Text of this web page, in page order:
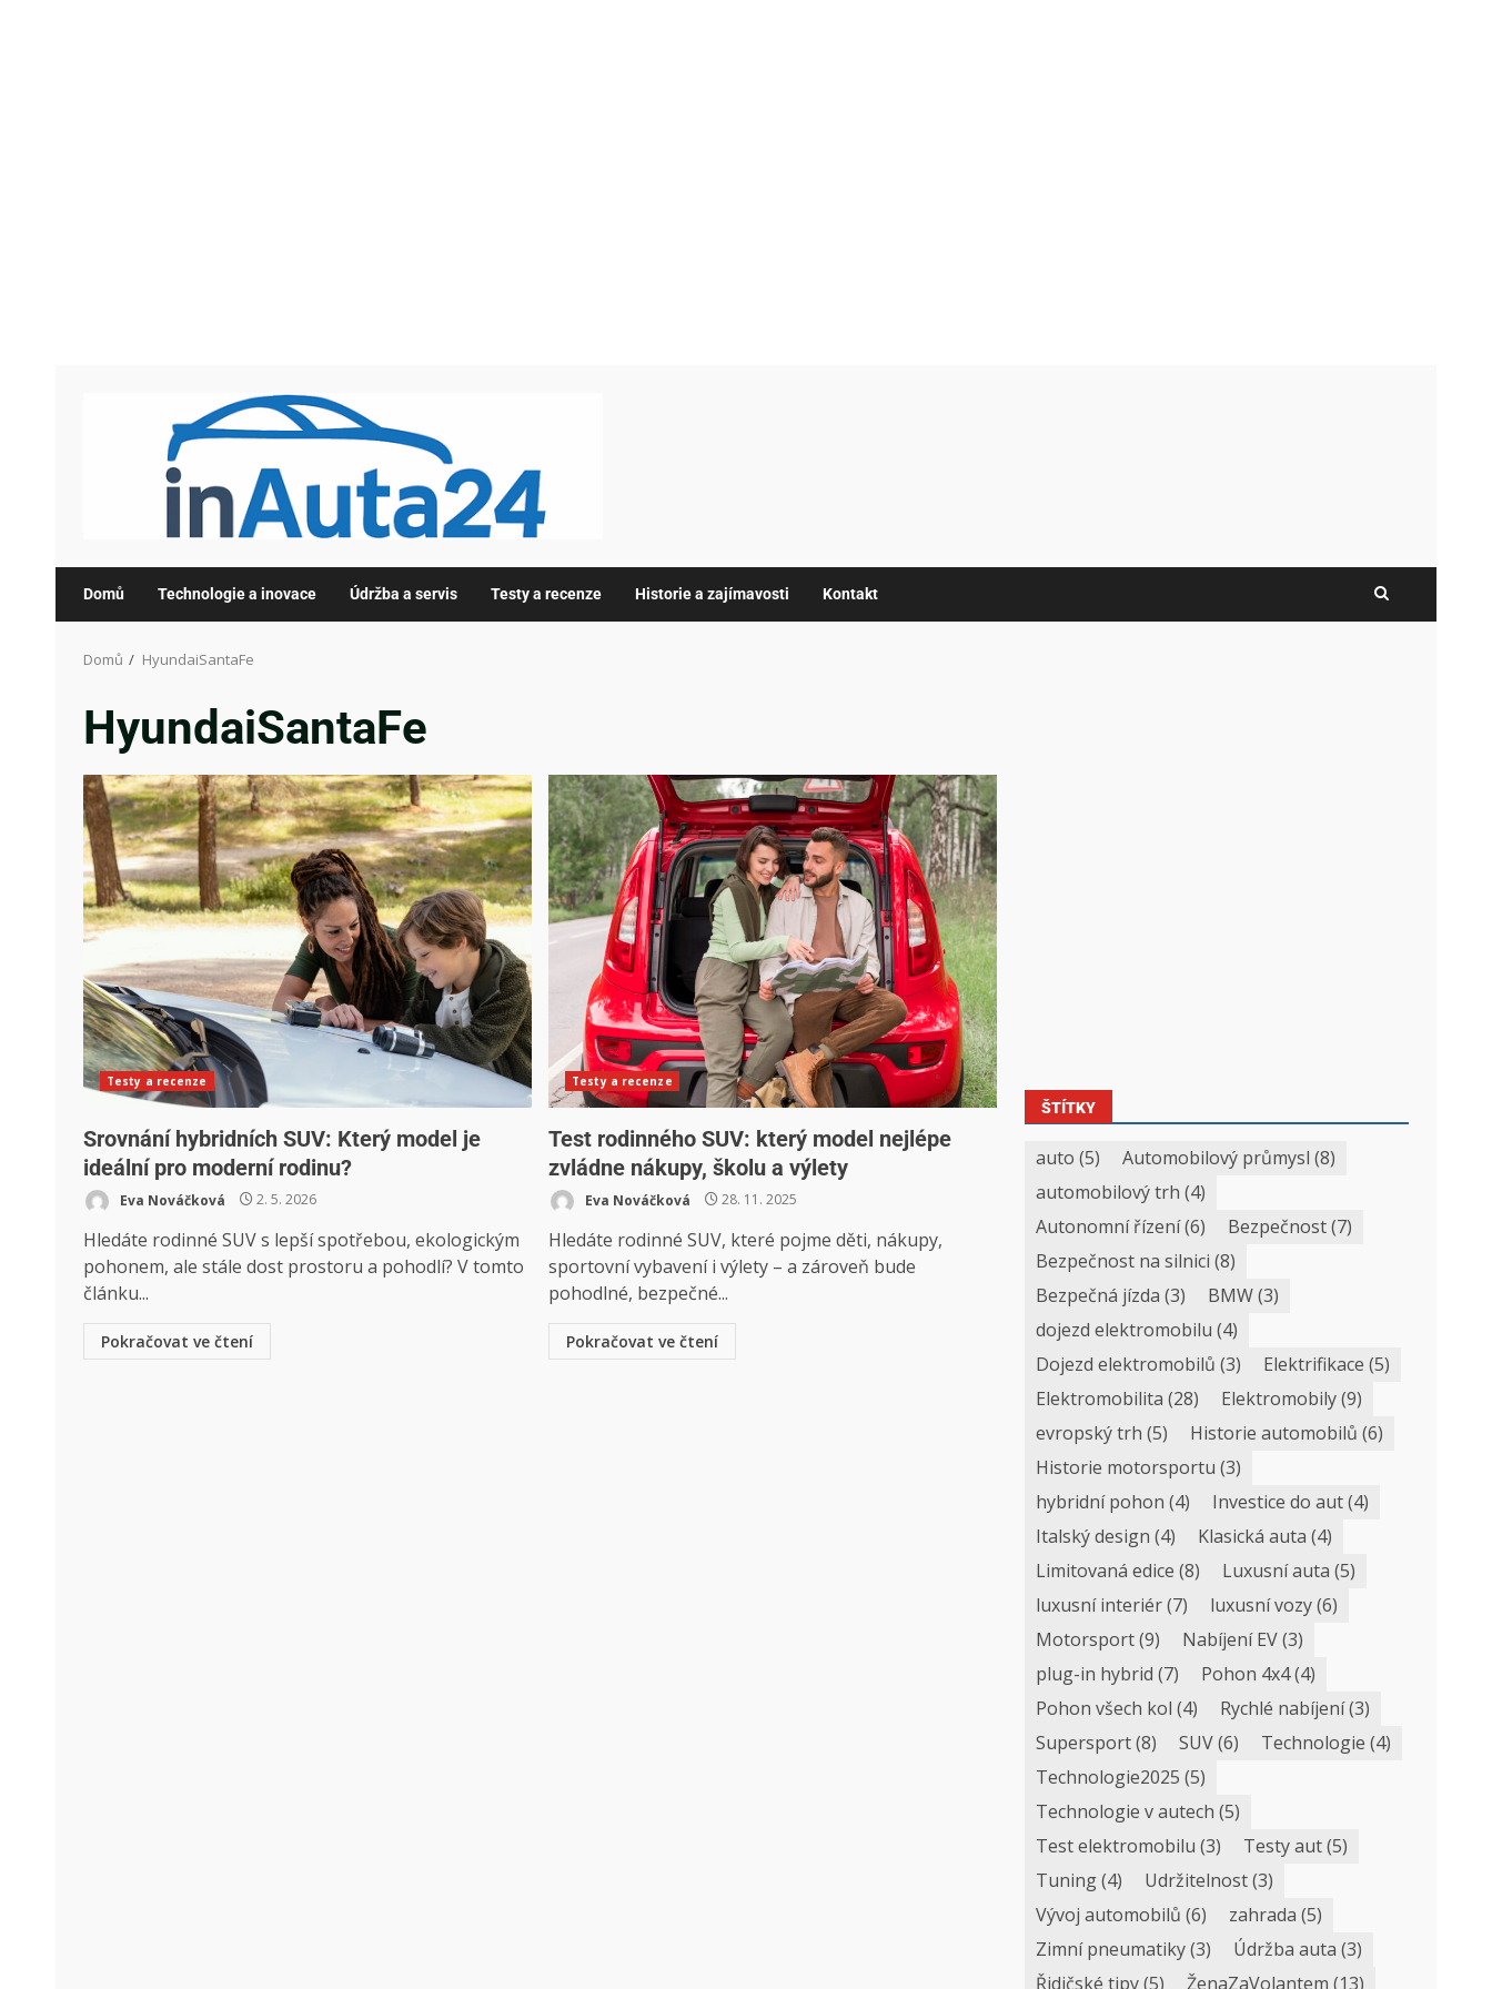
Domů Technologie a inovace Údržba a servis Testy a recenze Historie a zajímavosti Kontakt
Domů HyundaiSantaFe
HyundaiSantaFe
Testy a recenze
Srovnání hybridních SUV: Který model je
ideální pro moderní rodinu?
Eva Nováčková 2. 5. 2026
Hledáte rodinné SUV s lepší spotřebou, ekologickým
pohonem, ale stále dost prostoru a pohodlí? V tomto
článku...
Pokračovat ve čtení
Testy a recenze
Test rodinného SUV: který model nejlépe
zvládne nákupy, školu a výlety
Eva Nováčková 28. 11. 2025
Hledáte rodinné SUV, které pojme děti, nákupy,
sportovní vybavení i výlety – a zároveň bude
pohodlné, bezpečné...
Pokračovat ve čtení
ŠTÍTKY
auto (5) Automobilový průmysl (8)
automobilový trh (4)
Autonomní řízení(6) Bezpečnost(7)
Bezpečnost na silnici (8)
Bezpečná jízda (3) BMW(3)
dojezd elektromobilu (4)
Dojezd elektromobilů (3) Elektrifikace (5)
Elektromobilita (28) Elektromobily(9)
evropský trh (5) Historie automobilů (6)
Historie motorsportu (3)
hybridní pohon (4) Investice do aut(4)
Italský design (4) Klasická auta (4)
Limitovaná edice (8) Luxusní auta (5)
luxusní interiér(7) luxusní vozy(6)
Motorsport(9) Nabíjení EV(3)
plug-in hybrid (7) Pohon 4x4(4)
Pohon všech kol (4) Rychlé nabíjení(3)
Supersport(8) SUV(6) Technologie (4)
Technologie2025 (5)
Technologie v autech (5)
Test elektromobilu (3) Testy aut(5)
Tuning(4) Udržitelnost(3)
Vývoj automobilů (6) zahrada (5)
Zimní pneumatiky(3) Údržba auta (3)
Řidičské tipy(5) ŽenaZaVolantem (13)